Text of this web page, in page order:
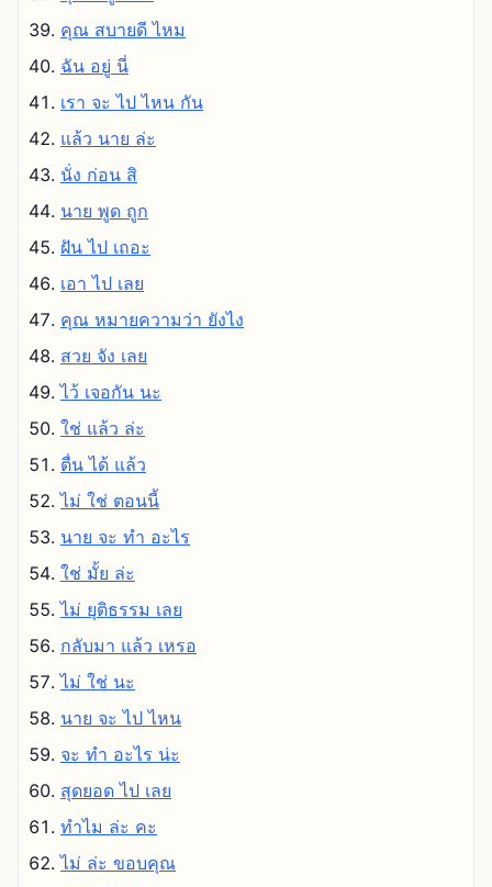
คุณ สบายดี ไหม
ฉัน อยู่ นี่
เรา จะ ไป ไหน กัน
แล้ว นาย ล่ะ
นั่ง ก่อน สิ
นาย พูด ถูก
ฝัน ไป เถอะ
เอา ไป เลย
คุณ หมายความว่า ยังไง
สวย จัง เลย
ไว้ เจอกัน นะ
ใช่ แล้ว ล่ะ
ตื่น ได้ แล้ว
ไม่ ใช่ ตอนนี้
นาย จะ ทํา อะไร
ใช่ มั้ย ล่ะ
ไม่ ยุติธรรม เลย
กลับมา แล้ว เหรอ
ไม่ ใช่ นะ
นาย จะ ไป ไหน
จะ ทํา อะไร น่ะ
สุดยอด ไป เลย
ทําไม ล่ะ คะ
ไม่ ล่ะ ขอบคุณ